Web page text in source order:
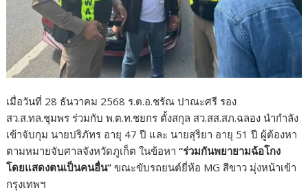
เมื่อวันที่ 28 ธันวาคม 2568 ร.ต.อ.ชรัณ ปาณะศรี รอง
สว.ส.ทล.ชุมพร ร่วมกับ พ.ต.ท.ชยกร ตั้งสกุล สว.สส.สภ.ฉลอง นำกำลัง
เข้าจับกุม นายปริภัทร อายุ 47 ปี และ นายสุริยา อายุ 51 ปี ผู้ต้องหา
ตามหมายจับศาลจังหวัดภูเก็ต ในข้อหา“ร่วมกันพยายามฉ้อโกง
โดยแสดงตนเป็นคนอื่น” ขณะขับรถยนต์ยี่ห้อ MG สีขาว มุ่งหน้าเข้า
กรุงเทพฯ